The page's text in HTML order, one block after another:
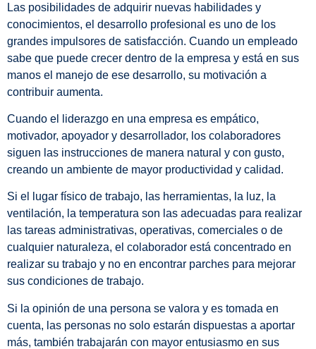
Las posibilidades de adquirir nuevas habilidades y
conocimientos, el desarrollo profesional es uno de los
grandes impulsores de satisfacción. Cuando un empleado
sabe que puede crecer dentro de la empresa y está en sus
manos el manejo de ese desarrollo, su motivación a
contribuir aumenta.
Cuando el liderazgo en una empresa es empático,
motivador, apoyador y desarrollador, los colaboradores
siguen las instrucciones de manera natural y con gusto,
creando un ambiente de mayor productividad y calidad.
Si el lugar físico de trabajo, las herramientas, la luz, la
ventilación, la temperatura son las adecuadas para realizar
las tareas administrativas, operativas, comerciales o de
cualquier naturaleza, el colaborador está concentrado en
realizar su trabajo y no en encontrar parches para mejorar
sus condiciones de trabajo.
Si la opinión de una persona se valora y es tomada en
cuenta, las personas no solo estarán dispuestas a aportar
más, también trabajarán con mayor entusiasmo en sus